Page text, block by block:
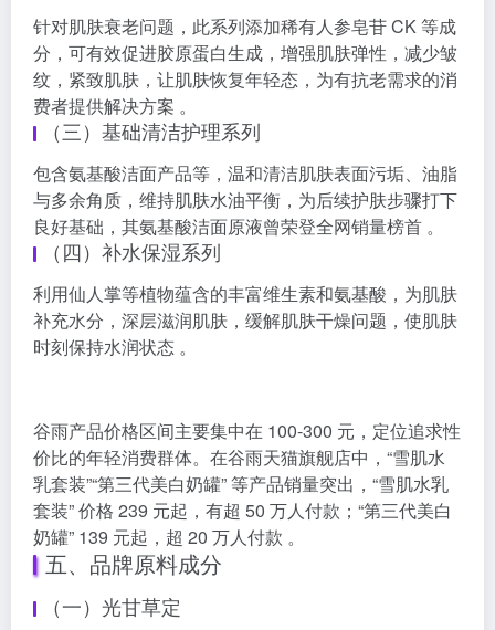
针对肌肤衰老问题，此系列添加稀有人参皂苷 CK 等成
分，可有效促进胶原蛋白生成，增强肌肤弹性，减少皱
纹，紧致肌肤，让肌肤恢复年轻态，为有抗老需求的消
费者提供解决方案 。
（三）基础清洁护理系列
包含氨基酸洁面产品等，温和清洁肌肤表面污垢、油脂
与多余角质，维持肌肤水油平衡，为后续护肤步骤打下
良好基础，其氨基酸洁面原液曾荣登全网销量榜首 。
（四）补水保湿系列
利用仙人掌等植物蕴含的丰富维生素和氨基酸，为肌肤
补充水分，深层滋润肌肤，缓解肌肤干燥问题，使肌肤
时刻保持水润状态 。
谷雨产品价格区间主要集中在 100-300 元，定位追求性
价比的年轻消费群体。在谷雨天猫旗舰店中，“雪肌水
乳套装”“第三代美白奶罐” 等产品销量突出，“雪肌水乳
套装” 价格 239 元起，有超 50 万人付款；“第三代美白
奶罐” 139 元起，超 20 万人付款 。
五、品牌原料成分
（一）光甘草定